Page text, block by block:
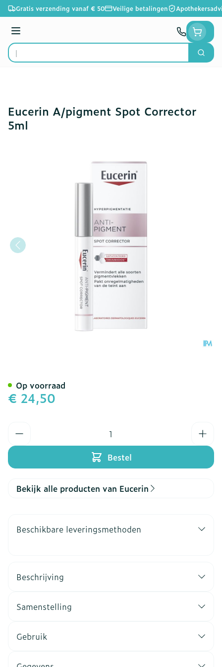
Ga naar de inhoud
Gratis verzending vanaf € 50 Veilige betalingen
Menu
Product, merk, categorie...
Zoek
Eucerin A/pigment Spot Corrector
5ml
€ 24,50
Bestel
Op voorraad
Bekijk alle producten van Eucerin
Beschikbare leveringsmethoden
Beschrijving
Samenstelling
Gebruik